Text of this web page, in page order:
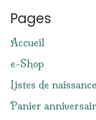
Pages
Accueil
e-Shop
Listes de
Panier